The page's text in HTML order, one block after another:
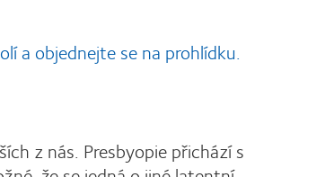
a objednejte se na prohlídku.
z nás. Presbyopie přichází s